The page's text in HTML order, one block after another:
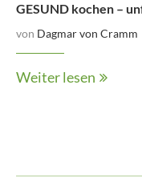
GESUND kochen –
von Dagmar von Cramm
Weiter lesen